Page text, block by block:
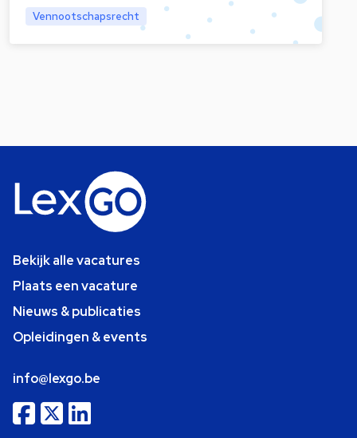
Vennootschapsrecht
Bekijk alle vacatures
Plaats een vacature
Nieuws & publicaties
Opleidingen & events
info@lexgo.be